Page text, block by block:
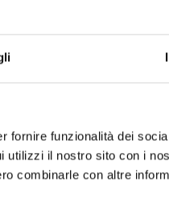
fornire funzionalità dei
il nostro sito con i
combinarle con altre